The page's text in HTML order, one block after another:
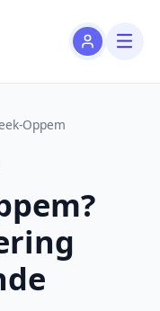
Oppem